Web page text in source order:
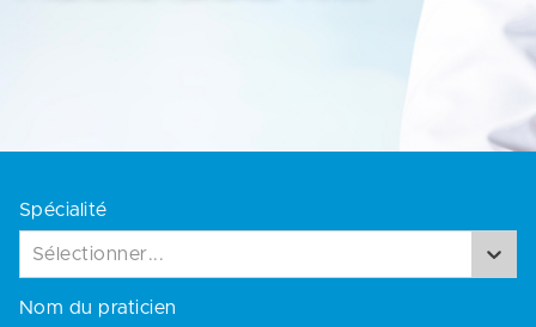
Spécialité
Sélectionner...
Nom du praticien